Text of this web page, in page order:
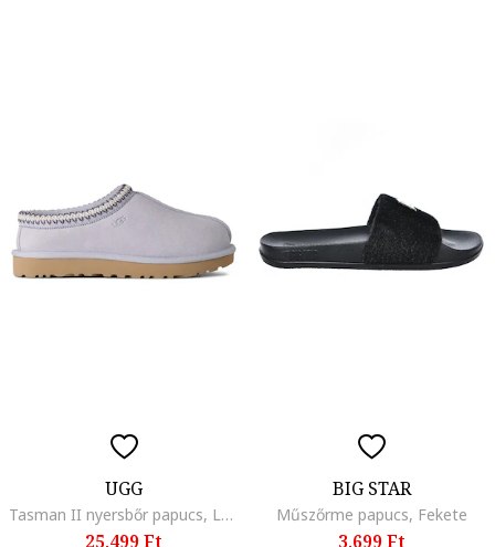
UGG
Tasman II nyersbőr papucs, Levendulakék/Halványlila
25.499 Ft
BIG STAR
Műszőrme papucs, Fekete
3.699 Ft